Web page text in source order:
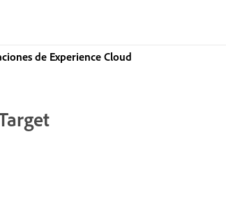
de Experience Cloud